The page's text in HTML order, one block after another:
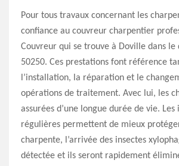
Pour tous travaux concernant les
confiance au couvreur charpentier
Couvreur qui se trouve à Doville dans
50250. Ces prestations font référence
l’installation, la réparation et le
opérations de traitement. Avec lui, les
assurées d’une longue durée de vie. Les
régulières permettent de mieux
charpente, l’arrivée des insectes
détectée et ils seront rapidement